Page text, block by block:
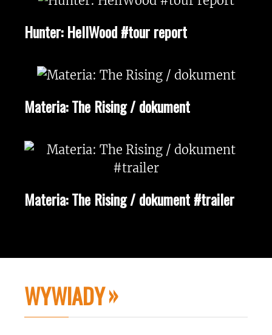
Hunter: HellWood #tour report
Materia: The Rising / dokument
Materia: The Rising / dokument #trailer
WYWIADY